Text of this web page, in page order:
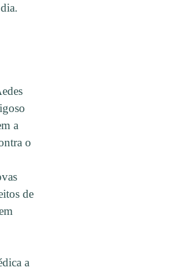
a
o
de
a